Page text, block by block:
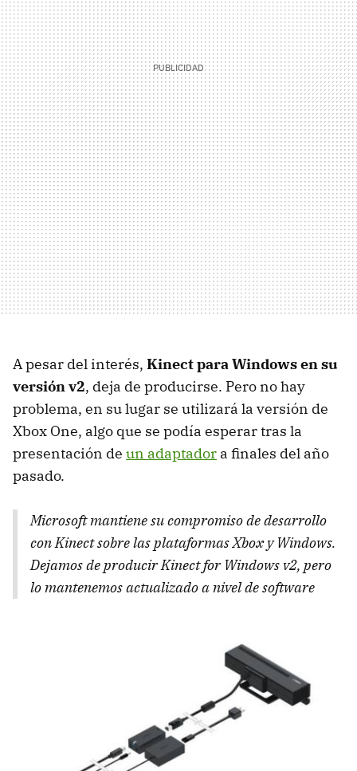
A pesar del interés, Kinect para Windows en su
versión v2, deja de producirse. Pero no hay
problema, en su lugar se utilizará la versión de
Xbox One, algo que se podía esperar tras la
presentación de un adaptador a finales del año
pasado.
Microsoft mantiene su compromiso de desarrollo
con Kinect sobre las plataformas Xbox y Windows.
Dejamos de producir Kinect for Windows v2, pero
lo mantenemos actualizado a nivel de software